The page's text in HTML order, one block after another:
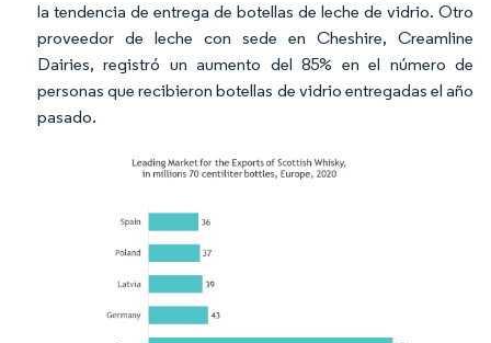
la tendencia de entrega de botellas de leche de vidrio. Otro
proveedor de leche con sede en Cheshire, Creamline
Dairies, registró un aumento del 85% en el número de
personas que recibieron botellas de vidrio entregadas el año
pasado.